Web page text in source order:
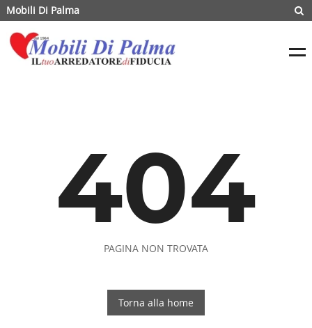
Mobili Di Palma
404
PAGINA NON TROVATA
Torna alla home